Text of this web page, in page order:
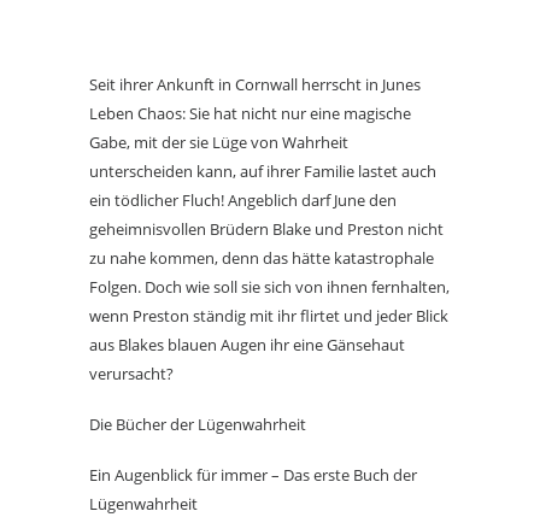
Seit ihrer Ankunft in Cornwall herrscht in Junes
Leben Chaos: Sie hat nicht nur eine magische
Gabe, mit der sie Lüge von Wahrheit
unterscheiden kann, auf ihrer Familie lastet auch
ein tödlicher Fluch! Angeblich darf June den
geheimnisvollen Brüdern Blake und Preston nicht
zu nahe kommen, denn das hätte katastrophale
Folgen. Doch wie soll sie sich von ihnen fernhalten,
wenn Preston ständig mit ihr flirtet und jeder Blick
aus Blakes blauen Augen ihr eine Gänsehaut
verursacht?
Die Bücher der Lügenwahrheit
Ein Augenblick für immer – Das erste Buch der
Lügenwahrheit